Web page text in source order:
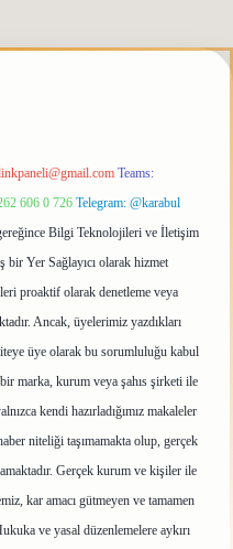
Teams:
606 0 726 Telegram: @karabul
Bilgi Teknolojileri ve İletişim
Yer Sağlayıcı olarak hizmet
proaktif olarak denetleme veya
Ancak, üyelerimiz yazdıkları
üye olarak bu sorumluluğu kabul
marka, kurum veya şahıs şirketi ile
kendi hazırladığımız makaleler
niteliği taşımamakta olup, gerçek
Gerçek kurum ve kişiler ile
kar amacı gütmeyen ve tamamen
ve yasal düzenlemelere aykırı